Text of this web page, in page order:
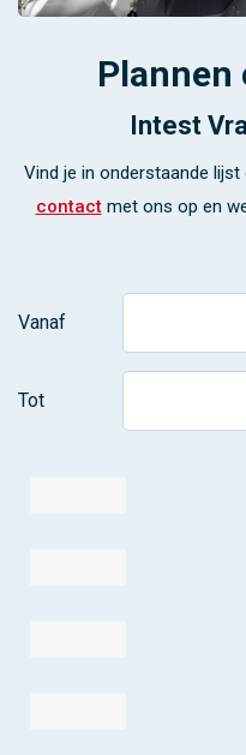
Plannen
Intest
Vind je in onderstaande
contactmet ons op en
Vanaf
Tot